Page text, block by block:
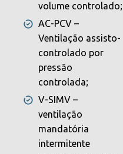
volume controlado;
AC-PCV –
Ventilação assisto-
controlado por
pressão
controlada;
V-SIMV –
ventilação
mandatória
intermitente